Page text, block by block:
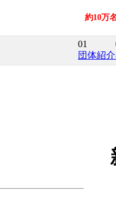
約10万
01
団体紹介